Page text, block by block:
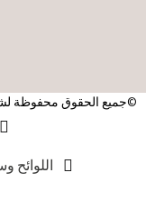
©جميع الحقوق محفوظة
اللوائح